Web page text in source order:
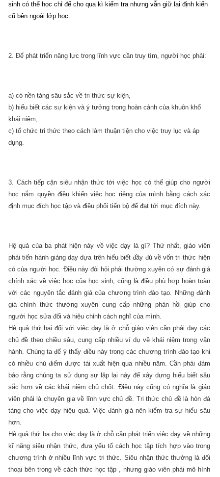
sinh có thể học chỉ để cho qua kì kiểm tra nhưng vẫn giữ lại định kiến
cũ bên ngoài lớp học.
2. Để phát triển năng lực trong lĩnh vực cần truy tìm, người học phải:
a) có nền tảng sâu sắc về tri thức sự kiện,
b) hiểu biết các sự kiện và ý tưởng trong hoàn cảnh của khuôn khổ
khái niệm,
c) tổ chức tri thức theo cách làm thuận tiện cho việc truy lục và áp
dụng.
3. Cách tiếp cận siêu nhận thức tới việc học có thể giúp cho người
học nắm quyền điều khiển việc học riêng của mình bằng cách xác
định mục đích học tập và điều phối tiến bộ để đạt tới mục đích này.
Hệ quả của ba phát hiện này về việc dạy là gì? Thứ nhất, giáo viên
phải tiến hành giảng dạy dựa trên hiểu biết đầy đủ về vốn tri thức hiện
có của người học. Điều này đòi hỏi phải thường xuyên có sự đánh giá
chính xác về việc học của học sinh, cũng là điều phù hợp hoàn toàn
với các nguyên tắc đánh giá của chương trình đào tạo. Những đánh
giá chính thức thường xuyên cung cấp những phản hồi giúp cho
người học sửa đổi và hiệu chỉnh cách nghĩ của mình.
Hệ quả thứ hai đối với việc dạy là ở chỗ giáo viên cần phải dạy các
chủ đề theo chiều sâu, cung cấp nhiều ví dụ về khái niệm trong vận
hành. Chúng ta để ý thấy điều này trong các chương trình đào tạo khi
có nhiều chủ điểm được tái xuất hiện qua nhiều năm. Cần phải đảm
bảo rằng chúng ta sử dụng sự lặp lại này để xây dựng hiểu biết sâu
sắc hơn về các khái niệm chủ chốt. Điều này cũng có nghĩa là giáo
viên phải là chuyên gia về lĩnh vực chủ đề. Tri thức chủ đề là hòn đá
tảng cho việc dạy hiệu quả. Việc đánh giá nên kiểm tra sự hiểu sâu
hơn.
Hệ quả thứ ba cho việc dạy là ở chỗ cần phát triển việc dạy về những
kĩ năng siêu nhận thức, đưa yếu tố cách học tập tích hợp vào trong
chương trình ở nhiều lĩnh vực tri thức. Siêu nhận thức thường là đối
thoại bên trong về cách thức học tập , nhưng giáo viên phải mô hình